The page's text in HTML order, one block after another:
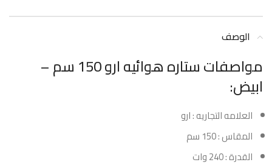
الوصف
مواصفات ستاره هوائيه ارو 150 سم –
ابيض:
العلامه التجاريه : ارو
المقاس : 150 سم
القدرة : 240 وات